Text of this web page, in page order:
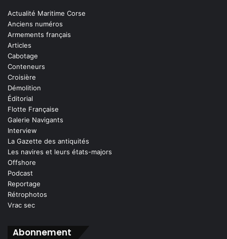
Actualité Maritime Corse
Anciens numéros
Armements français
Articles
Cabotage
Conteneurs
Croisière
Démolition
Éditorial
Flotte Française
Galerie Navigants
Interview
La Gazette des antiquités
Les navires et leurs états-majors
Offshore
Podcast
Reportage
Rétrophotos
Vrac sec
Abonnement